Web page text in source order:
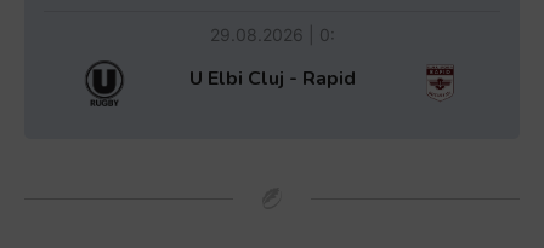
29.08.2026 | 0:
U Elbi Cluj - Rapid